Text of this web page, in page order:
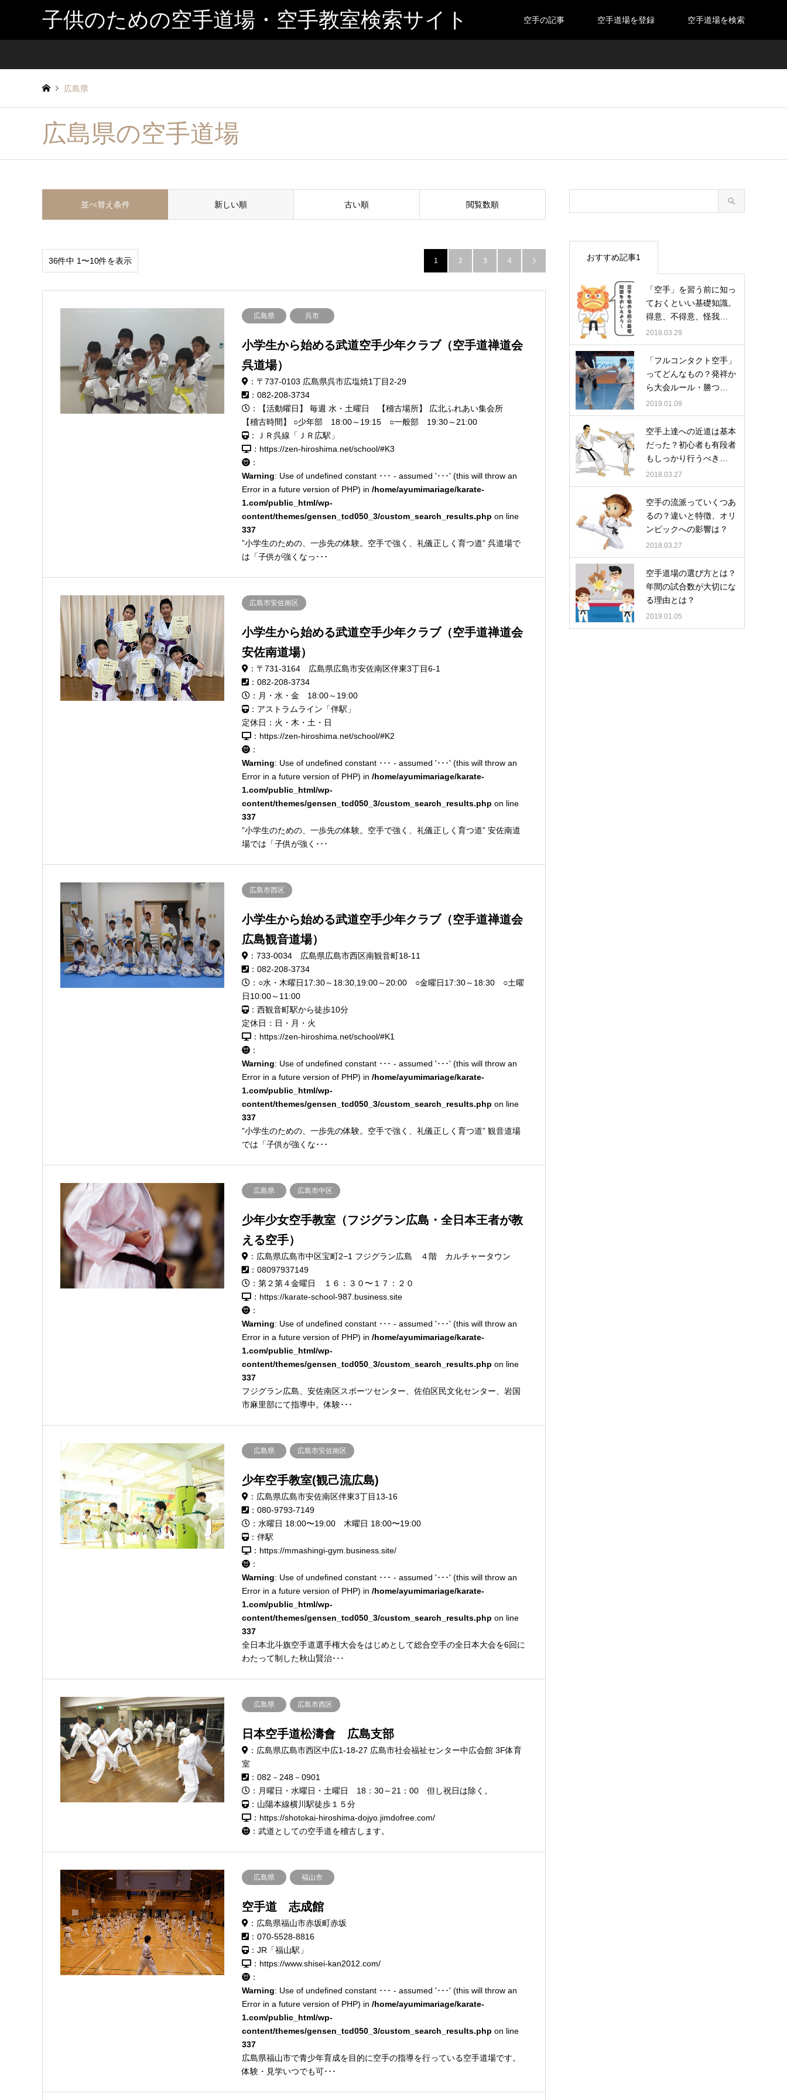
子供のための空手道場・空手教室検索サイト 空手の記事 空手道場を登録 空手道場を検索
広島県
広島県の空手道場
並べ替え条件 新しい順 古い順 閲覧数順
36件中 1〜10件を表示 1 2 3 4 
広島県 呉市
小学生から始める武道空手少年クラブ（空手道禅道会
呉道場）
：〒737-0103 広島県呉市広塩焼1丁目2-29
：082-208-3734
：【活動曜日】 毎週 水・土曜日 【稽古場所】 広北ふれあい集会所
【稽古時間】 ○少年部 18:00～19:15 ○一般部 19:30～21:00
：ＪＲ呉線「ＪＲ広駅」
：https://zen-hiroshima.net/school/#K3
：
Warning: Use of undefined constant ･･･ - assumed '･･･' (this will throw an
Error in a future version of PHP) in/home/ayumimariage/karate-
1.com/public_html/wp-
content/themes/gensen_tcd050_3/custom_search_results.php on line
337
”小学生のための、一歩先の体験。空手で強く、礼儀正しく育つ道” 呉道場で
は「子供が強くなっ･･･
広島市安佐南区
小学生から始める武道空手少年クラブ（空手道禅道会
安佐南道場）
：〒731-3164 広島県広島市安佐南区伴東3丁目6-1
：082-208-3734
：月・水・金 18:00～19:00
：アストラムライン「伴駅」
定休日：火・木・土・日
：https://zen-hiroshima.net/school/#K2
：
Warning: Use of undefined constant ･･･ - assumed '･･･' (this will throw an
Error in a future version of PHP) in/home/ayumimariage/karate-
1.com/public_html/wp-
content/themes/gensen_tcd050_3/custom_search_results.php on line
337
”小学生のための、一歩先の体験。空手で強く、礼儀正しく育つ道” 安佐南道
場では「子供が強く･･･
広島市西区
小学生から始める武道空手少年クラブ（空手道禅道会
広島観音道場）
：733-0034 広島県広島市西区南観音町18-11
：082-208-3734
：○水・木曜日17:30～18:30,19:00～20:00 ○金曜日17:30～18:30 ○土曜
日10:00～11:00
：西観音町駅から徒歩10分
定休日：日・月・火
：https://zen-hiroshima.net/school/#K1
：
Warning: Use of undefined constant ･･･ - assumed '･･･' (this will throw an
Error in a future version of PHP) in/home/ayumimariage/karate-
1.com/public_html/wp-
content/themes/gensen_tcd050_3/custom_search_results.php on line
337
”小学生のための、一歩先の体験。空手で強く、礼儀正しく育つ道” 観音道場
では「子供が強くな･･･
広島県 広島市中区
少年少女空手教室（フジグラン広島・全日本王者が教
える空手）
：広島県広島市中区宝町2−1 フジグラン広島 ４階 カルチャータウン
：08097937149
：第２第４金曜日 １６：３０〜１７：２０
：https://karate-school-987.business.site
：
Warning: Use of undefined constant ･･･ - assumed '･･･' (this will throw an
Error in a future version of PHP) in/home/ayumimariage/karate-
1.com/public_html/wp-
content/themes/gensen_tcd050_3/custom_search_results.php on line
337
フジグラン広島、安佐南区スポーツセンター、佐伯区民文化センター、岩国
市麻里部にて指導中。体験･･･
広島県 広島市安佐南区
少年空手教室(観己流広島)
：広島県広島市安佐南区伴東3丁目13-16
：080-9793-7149
：水曜日 18:00〜19:00 木曜日 18:00〜19:00
：伴駅
：https://mmashingi-gym.business.site/
：
Warning: Use of undefined constant ･･･ - assumed '･･･' (this will throw an
Error in a future version of PHP) in/home/ayumimariage/karate-
1.com/public_html/wp-
content/themes/gensen_tcd050_3/custom_search_results.php on line
337
全日本北斗旗空手道選手権大会をはじめとして総合空手の全日本大会を6回に
わたって制した秋山賢治･･･
広島県 広島市西区
日本空手道松濤會 広島支部
：広島県広島市西区中広1-18-27 広島市社会福祉センター中広会館 3F体育
室
：082－248－0901
：月曜日・水曜日・土曜日 18：30～21：00 但し祝日は除く。
：山陽本線横川駅徒歩１５分
：https://shotokai-hiroshima-dojyo.jimdofree.com/
：武道としての空手道を稽古します。
広島県 福山市
空手道 志成館
：広島県福山市赤坂町赤坂
：070-5528-8816
：JR「福山駅」
：https://www.shisei-kan2012.com/
：
Warning: Use of undefined constant ･･･ - assumed '･･･' (this will throw an
Error in a future version of PHP) in/home/ayumimariage/karate-
1.com/public_html/wp-
content/themes/gensen_tcd050_3/custom_search_results.php on line
337
広島県福山市で青少年育成を目的に空手の指導を行っている空手道場です。
体験・見学いつでも可･･･
おすすめ記事1
「空手」を習う前に知っ
ておくといい基礎知識。
得意、不得意、怪我…
2018.03.29
「フルコンタクト空手」
ってどんなもの？発祥か
ら大会ルール・勝つ…
2019.01.09
空手上達への近道は基本
だった？初心者も有段者
もしっかり行うべき…
2018.03.27
空手の流派っていくつあ
るの？違いと特徴、オリ
ンピックへの影響は？
2018.03.27
空手道場の選び方とは？
年間の試合数が大切にな
る理由とは？
2019.01.05